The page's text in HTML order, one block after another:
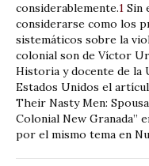
considerablemente.1 Sin
considerarse como los
sistemáticos sobre la
colonial son de Víctor
Historia y docente de la
Estados Unidos el
Their Nasty Men:
Colonial New Granada”
por el mismo tema en